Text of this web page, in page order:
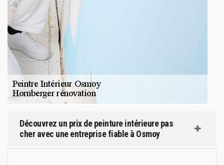
Découvrez un prix de peinture intérieure pas
cher avec une entreprise fiable à Osmoy